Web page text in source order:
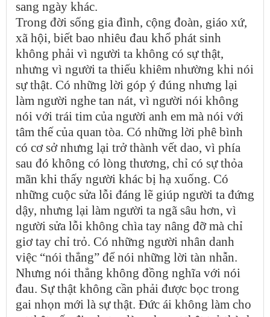
sang ngày khác.
Trong đời sống gia đình, cộng đoàn, giáo xứ,
xã hội, biết bao nhiêu đau khổ phát sinh
không phải vì người ta không có sự thật,
nhưng vì người ta thiếu khiêm nhường khi nói
sự thật. Có những lời góp ý đúng nhưng lại
làm người nghe tan nát, vì người nói không
nói với trái tim của người anh em mà nói với
tâm thế của quan tòa. Có những lời phê bình
có cơ sở nhưng lại trở thành vết dao, vì phía
sau đó không có lòng thương, chỉ có sự thỏa
mãn khi thấy người khác bị hạ xuống. Có
những cuộc sửa lỗi đáng lẽ giúp người ta đứng
dậy, nhưng lại làm người ta ngã sâu hơn, vì
người sửa lỗi không chìa tay nâng đỡ mà chỉ
giơ tay chỉ trỏ. Có những người nhân danh
việc “nói thẳng” để nói những lời tàn nhẫn.
Nhưng nói thẳng không đồng nghĩa với nói
đau. Sự thật không cần phải được bọc trong
gai nhọn mới là sự thật. Đức ái không làm cho